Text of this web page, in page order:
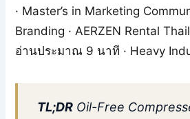
· Master’s in Marketing
Branding · AERZEN Rental
อ่านประมาณ 9 นาที · Heavy
TL;DR Oil-Free